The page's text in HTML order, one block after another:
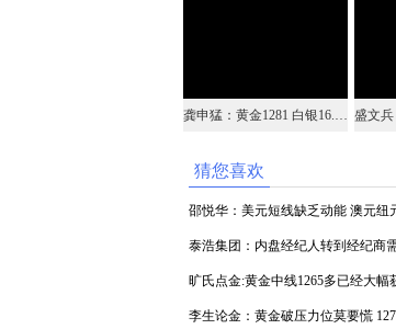
龚申猛：黄金1281 白银16.9破位企稳看反弹
猜您喜欢
邵悦华：美元短线缺乏动能 澳元纽
泰浩集团：内盘经纪人转到经纪商
旷氏点金:黄金中线1265多已经大幅
续跟进
李生论金：黄金破压力位莫要慌